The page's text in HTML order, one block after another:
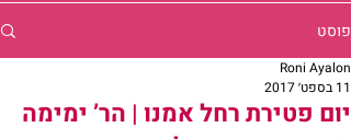
פוסט
יום פטירת רחל אמנו | הר’ ימימה
Roni Ayalon
11 בספט׳ 2017